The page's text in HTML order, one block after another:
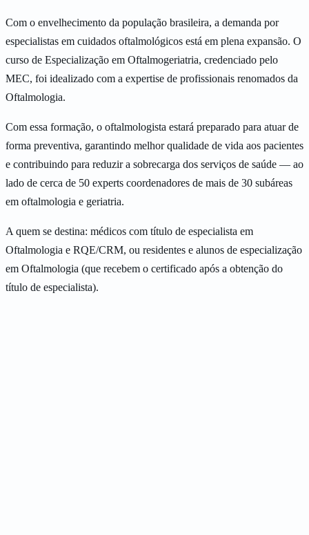
Com o envelhecimento da população brasileira, a demanda por
especialistas em cuidados oftalmológicos está em plena expansão. O
curso de Especialização em Oftalmogeriatria, credenciado pelo
MEC, foi idealizado com a expertise de profissionais renomados da
Oftalmologia.
Com essa formação, o oftalmologista estará preparado para atuar de
forma preventiva, garantindo melhor qualidade de vida aos pacientes
e contribuindo para reduzir a sobrecarga dos serviços de saúde — ao
lado de cerca de 50 experts coordenadores de mais de 30 subáreas
em oftalmologia e geriatria.
A quem se destina: médicos com título de especialista em
Oftalmologia e RQE/CRM, ou residentes e alunos de especialização
em Oftalmologia (que recebem o certificado após a obtenção do
título de especialista).